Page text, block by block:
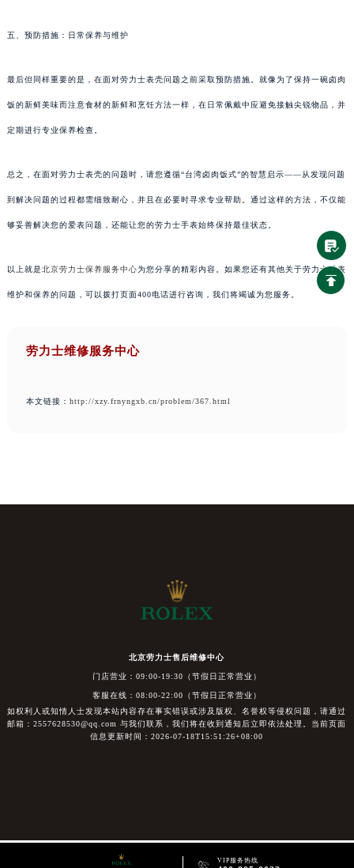
五、预防措施：日常保养与维护
最后但同样重要的是，在面对劳力士表壳问题之前采取预防措施。就像为了保持一碗卤肉
饭的新鲜美味而注意食材的新鲜和烹饪方法一样，在日常佩戴中应避免接触尖锐物品，并
定期进行专业保养检查。
总之，在面对劳力士表壳的问题时，请您遵循“台湾卤肉饭式”的智慧启示——从发现问题
到解决问题的过程都需细致耐心，并且在必要时寻求专业帮助。通过这样的方法，不仅能
够妥善解决您的爱表问题，还能让您的劳力士手表始终保持最佳状态。
以上就是北京劳力士保养服务中心为您分享的精彩内容。如果您还有其他关于劳力士手表
维护和保养的问题，可以拨打页面400电话进行咨询，我们将竭诚为您服务。
劳力士维修服务中心
本文链接： http://xzy.frnyngxb.cn/problem/367.html
北京劳力士售后维修中心
门店营业：09:00-19:30（节假日正常营业）
客服在线：08:00-22:00（节假日正常营业）
如权利人或知情人士发现本站内容存在事实错误或涉及版权、名誉权等侵权问题，请通过
邮箱：2557628530@qq.com 与我们联系，我们将在收到通知后立即依法处理。当前页面
信息更新时间：2026-07-18T15:51:26+08:00
VIP服务热线